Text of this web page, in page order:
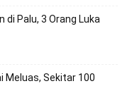
di Palu, 3 Orang Luka
Meluas, Sekitar 100